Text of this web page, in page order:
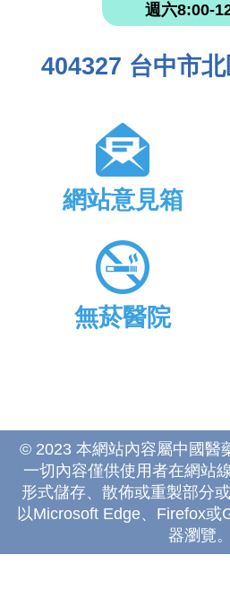
週六8:00-
404327 台中市
網站意見箱
無菸醫院
© 2023 本網站內容屬中國醫
一切內容僅供使用者在網站
形式儲存、散佈或重製部分
以Microsoft Edge、Firefox或
器瀏覽。